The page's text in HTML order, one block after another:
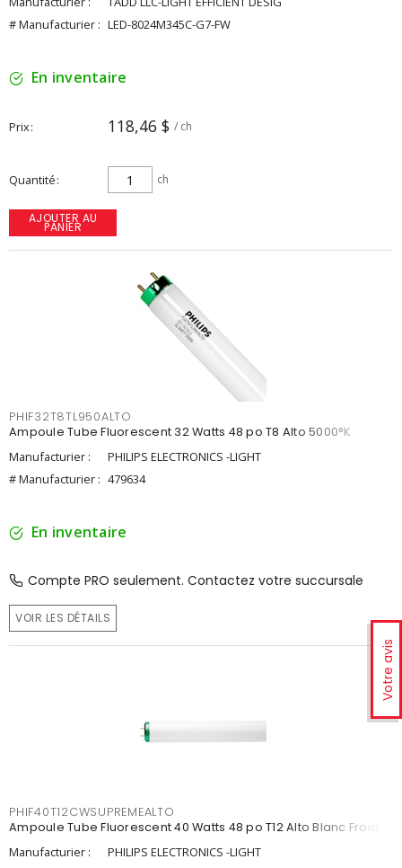
Votre avis
# Manufacturier : LED-8024M345C-G7-FW
En inventaire
Prix 118,46 $ / ch
Quantité ch
AJOUTER AU
PANIER
PHIF32T8TL950ALTO
Ampoule Tube Fluorescent 32 Watts 48 po T8 Alto 5000°K
Manufacturier :
PHILIPS ELECTRONICS -LIGHT
# Manufacturier : 479634
En inventaire
Compte PRO seulement. Contactez votre succursale
VOIR LES DÉTAILS
PHIF40T12CWSUPREMEALTO
Ampoule Tube Fluorescent 40 Watts 48 po T12 Alto Blanc Froid
Manufacturier :
PHILIPS ELECTRONICS -LIGHT